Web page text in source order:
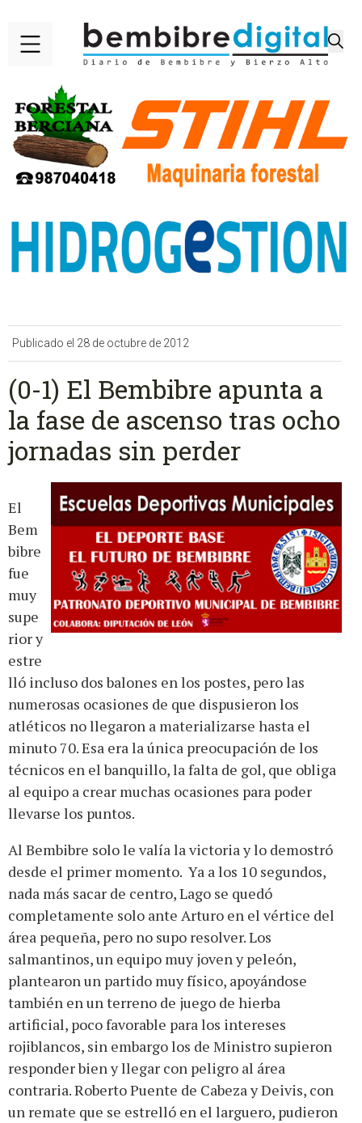
Publicado el 28 de octubre de 2012
(0-1) El Bembibre apunta a
la fase de ascenso tras ocho
jornadas sin perder
El
Bem
bibre
fue
muy
supe
rior y
estre
lló incluso dos balones en los postes, pero las
numerosas ocasiones de que dispusieron los
atléticos no llegaron a materializarse hasta el
minuto 70. Esa era la única preocupación de los
técnicos en el banquillo, la falta de gol, que obliga
al equipo a crear muchas ocasiones para poder
llevarse los puntos.
Al Bembibre solo le valía la victoria y lo demostró
desde el primer momento. Ya a los 10 segundos,
nada más sacar de centro, Lago se quedó
completamente solo ante Arturo en el vértice del
área pequeña, pero no supo resolver. Los
salmantinos, un equipo muy joven y peleón,
plantearon un partido muy físico, apoyándose
también en un terreno de juego de hierba
artificial, poco favorable para los intereses
rojiblancos, sin embargo los de Ministro supieron
responder bien y llegar con peligro al área
contraria. Roberto Puente de Cabeza y Deivis, con
un remate que se estrelló en el larguero, pudieron